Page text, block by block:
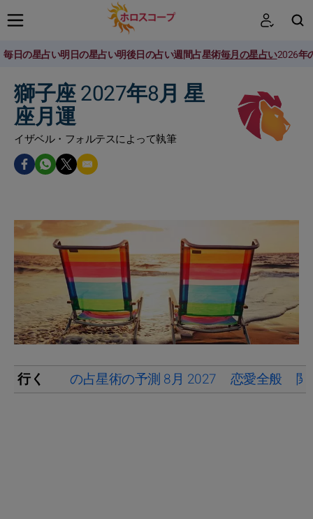
毎日の星占い明日の星占い明後日の占い週間占星術毎月の星占い2026年
獅子座 2027年8月 星
座月運
イザベル・フォルテスによって執筆
行く の占星術の予測 8月 2027 恋愛全般 関